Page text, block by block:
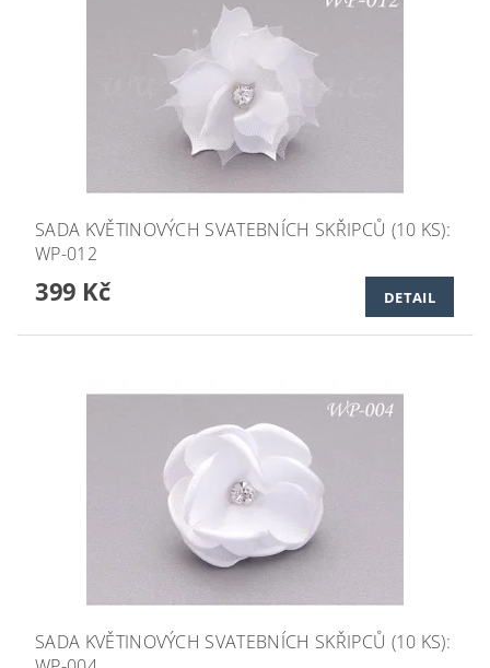
SADA KVĚTINOVÝCH SVATEBNÍCH SKŘIPCŮ (10 KS):
WP-012
399 Kč DETAIL
SADA KVĚTINOVÝCH SVATEBNÍCH SKŘIPCŮ (10 KS):